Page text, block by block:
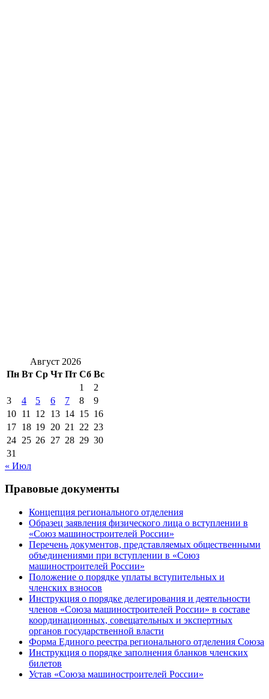
Август 2026
Пн Вт Ср Чт Пт Сб Вс
1
2
3
4 5 6 7 8
9
10 11 12 13 14 15 16
17 18 19 20 21 22 23
24 25 26 27 28 29 30
31
« Июл
Правовые документы
Концепция регионального отделения
Образец заявления физического лица о вступлении в
«Союз машиностроителей России»
Перечень документов, представляемых общественными
объединениями при вступлении в «Союз
машиностроителей России»
Положение о порядке уплаты вступительных и
членских взносов
Инструкция о порядке делегирования и деятельности
членов «Союза машиностроителей России» в составе
координационных, совещательных и экспертных
органов государственной власти
Форма Единого реестра регионального отделения Союза
Инструкция о порядке заполнения бланков членских
билетов
Устав «Союза машиностроителей России»